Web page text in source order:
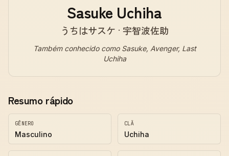
Sasuke Uchiha
うちはサスケ · 宇智波佐助
Também conhecido como Sasuke, Avenger, Last
Uchiha
Resumo rápido
GÊNERO
Masculino
CLÃ
Uchiha